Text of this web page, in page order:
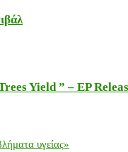
Yield ” – EP
υγείας»